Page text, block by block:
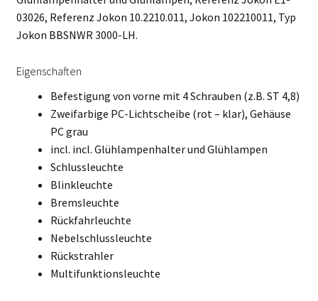
03026, Referenz Jokon 10.2210.011, Jokon 102210011, Typ
Jokon BBSNWR 3000-LH.
Eigenschaften
Befestigung von vorne mit 4 Schrauben (z.B. ST 4,8)
Zweifarbige PC-Lichtscheibe (rot – klar), Gehäuse
PC grau
incl. incl. Glühlampenhalter und Glühlampen
Schlussleuchte
Blinkleuchte
Bremsleuchte
Rückfahrleuchte
Nebelschlussleuchte
Rückstrahler
Multifunktionsleuchte